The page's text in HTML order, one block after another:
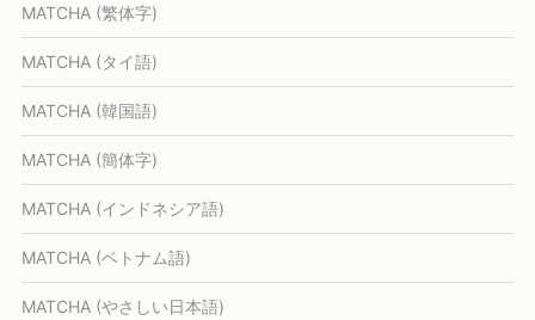
MATCHA (繁体字)
MATCHA (タイ語)
MATCHA (韓国語)
MATCHA (簡体字)
MATCHA (インドネシア語)
MATCHA (ベトナム語)
MATCHA (やさしい日本語)